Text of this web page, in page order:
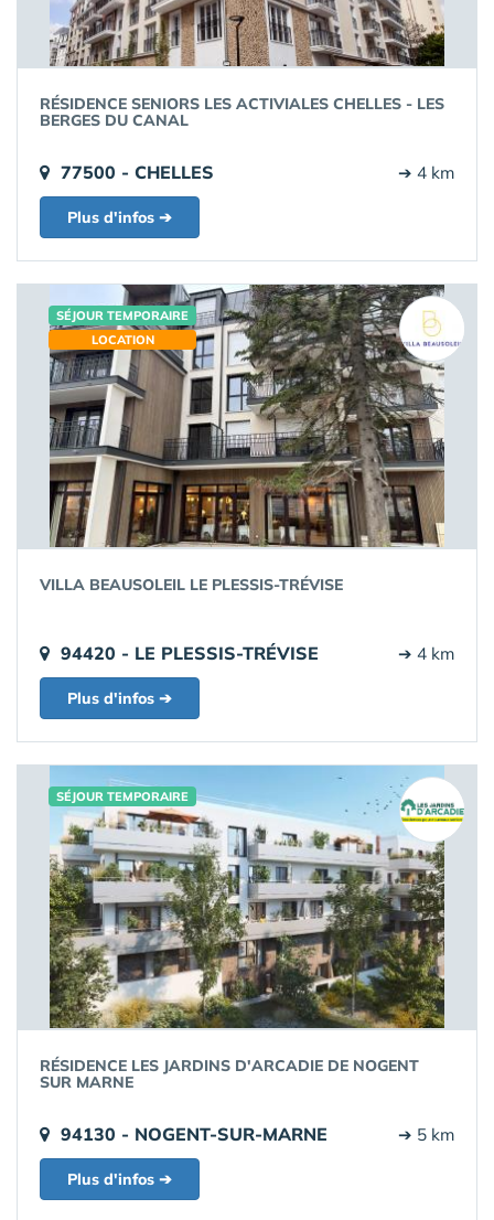
RÉSIDENCE SENIORS LES ACTIVIALES CHELLES - LES
BERGES DU CANAL
77500 - CHELLES ➔ 4 km
Plus d'infos ➔
SÉJOUR TEMPORAIRE
LOCATION
VILLA BEAUSOLEIL LE PLESSIS-TRÉVISE
94420 - LE PLESSIS-TRÉVISE ➔ 4 km
Plus d'infos ➔
SÉJOUR TEMPORAIRE
RÉSIDENCE LES JARDINS D'ARCADIE DE NOGENT
SUR MARNE
94130 - NOGENT-SUR-MARNE ➔ 5 km
Plus d'infos ➔